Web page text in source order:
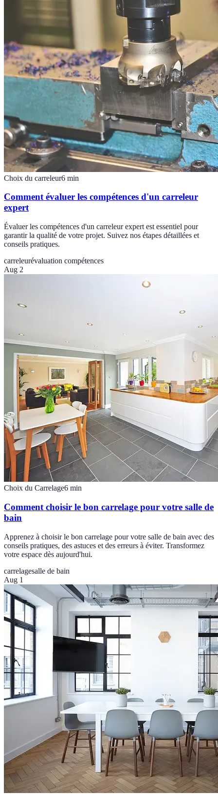
Choix du carreleur6 min
Comment évaluer les compétences d'un carreleur
expert
Évaluer les compétences d'un carreleur expert est essentiel pour
garantir la qualité de votre projet. Suivez nos étapes détaillées et
conseils pratiques.
carreleurévaluation compétences
Aug 2
Choix du Carrelage6 min
Comment choisir le bon carrelage pour votre salle de
bain
Apprenez à choisir le bon carrelage pour votre salle de bain avec des
conseils pratiques, des astuces et des erreurs à éviter. Transformez
votre espace dès aujourd'hui.
carrelagesalle de bain
Aug 1